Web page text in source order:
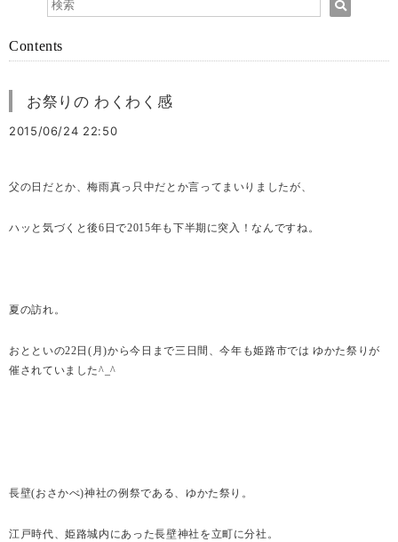
Contents
お祭りの わくわく感
2015/06/24 22:50
父の日だとか、梅雨真っ只中だとか言ってまいりましたが、
ハッと気づくと後6 日で2015年も下半期に突入！なんですね。
夏の訪れ。
おとといの22日( 月)から今日まで三日間、今年も姫路市では ゆかた祭りが
催されていました^_^
長壁(おさかべ)神社の例祭である、ゆかた祭り。
江戸時代、姫路城内にあった長壁神社を立町に分社。